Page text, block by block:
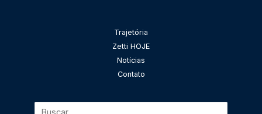
Trajetória
Zetti HOJE
Notícias
Contato
Pesquisar